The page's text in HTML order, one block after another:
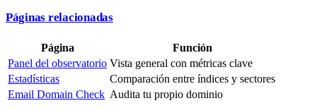
Páginas relacionadas
Página
Función
Panel del observatorio Vista general con métricas clave
Estadísticas
Comparación entre índices y sectores
Email Domain Check Audita tu propio dominio